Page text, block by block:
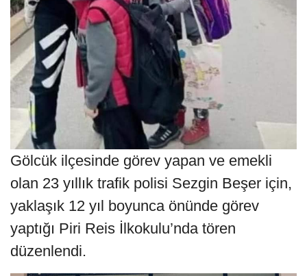
Gölcük ilçesinde görev yapan ve emekli
olan 23 yıllık trafik polisi Sezgin Beşer için,
yaklaşık 12 yıl boyunca önünde görev
yaptığı Piri Reis İlkokulu’nda tören
düzenlendi.